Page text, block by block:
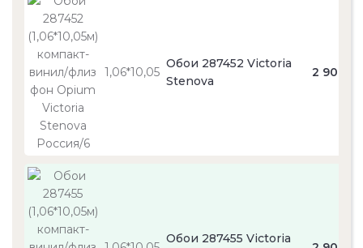
1,06*10,05
Обои 287452 Victoria
Stenova
2 900
Обои 287455 Victoria